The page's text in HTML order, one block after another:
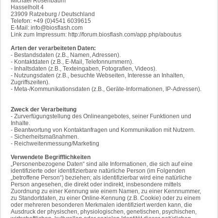
Hasselholt 4
23909 Ratzeburg / Deutschland
Telefon: +49 (0)4541 6039615
E-Mail: info@biosflash.com
Link zum Impressum: http://forum.biosflash.com/app.php/aboutus
Arten der verarbeiteten Daten:
- Bestandsdaten (z.B., Namen, Adressen).
- Kontaktdaten (z.B., E-Mail, Telefonnummern).
- Inhaltsdaten (z.B., Texteingaben, Fotografien, Videos).
- Nutzungsdaten (z.B., besuchte Webseiten, Interesse an Inhalten,
Zugriffszeiten).
- Meta-/Kommunikationsdaten (z.B., Geräte-Informationen, IP-Adressen).
Zweck der Verarbeitung
- Zurverfügungstellung des Onlineangebotes, seiner Funktionen und
Inhalte.
- Beantwortung von Kontaktanfragen und Kommunikation mit Nutzern.
- Sicherheitsmaßnahmen.
- Reichweitenmessung/Marketing
Verwendete Begrifflichkeiten
„Personenbezogene Daten“ sind alle Informationen, die sich auf eine
identifizierte oder identifizierbare natürliche Person (im Folgenden
„betroffene Person“) beziehen; als identifizierbar wird eine natürliche
Person angesehen, die direkt oder indirekt, insbesondere mittels
Zuordnung zu einer Kennung wie einem Namen, zu einer Kennnummer,
zu Standortdaten, zu einer Online-Kennung (z.B. Cookie) oder zu einem
oder mehreren besonderen Merkmalen identifiziert werden kann, die
Ausdruck der physischen, physiologischen, genetischen, psychischen,